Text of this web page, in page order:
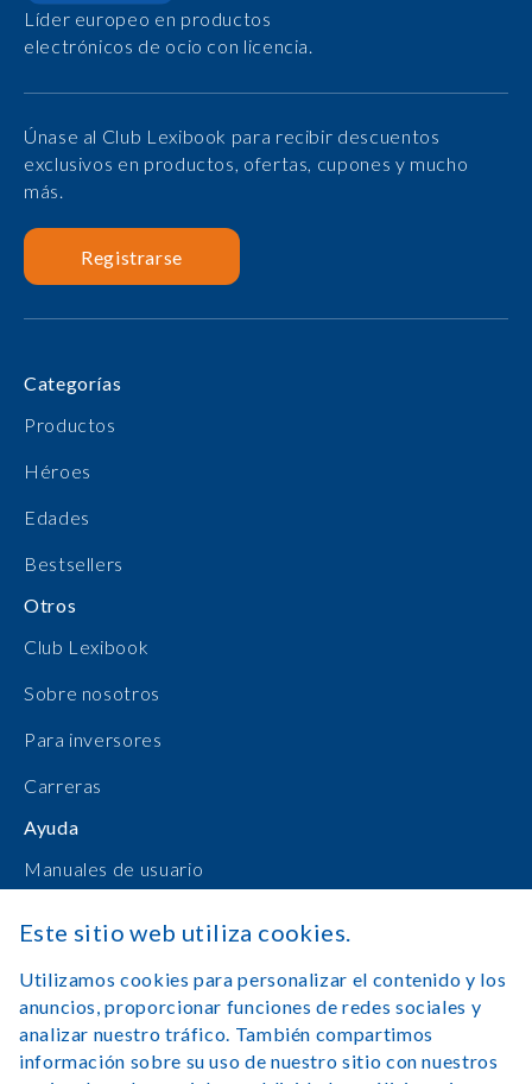
Líder europeo en productos
electrónicos de ocio con licencia.
Únase al Club Lexibook para recibir descuentos
exclusivos en productos, ofertas, cupones y mucho
más.
Registrarse
Categorías
Productos
Héroes
Edades
Bestsellers
Otros
Club Lexibook
Sobre nosotros
Para inversores
Carreras
Ayuda
Manuales de usuario
Registrarse
Este sitio web utiliza cookies.
Utilizamos cookies para personalizar el contenido y los
anuncios, proporcionar funciones de redes sociales y
analizar nuestro tráfico. También compartimos
información sobre su uso de nuestro sitio con nuestros